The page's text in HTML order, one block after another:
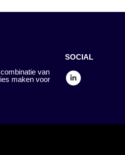
van
maken voor
SOCIAL